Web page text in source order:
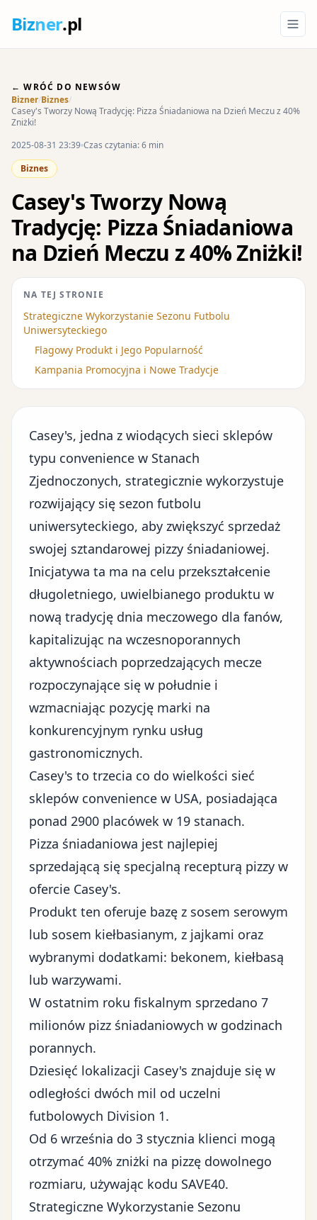
Bizner.pl
← WRÓĆ DO NEWSÓW
Bizner/Biznes/
Casey's Tworzy Nową Tradycję: Pizza Śniadaniowa na Dzień Meczu z 40%
Zniżki!
2025-08-31 23:39 Czas czytania: 6 min
Biznes
Casey's Tworzy Nową
Tradycję: Pizza Śniadaniowa
na Dzień Meczu z 40% Zniżki!
NA TEJ STRONIE
Strategiczne Wykorzystanie Sezonu Futbolu
Uniwersyteckiego
Flagowy Produkt i Jego Popularność
Kampania Promocyjna i Nowe Tradycje
Casey's, jedna z wiodących sieci sklepów
typu convenience w Stanach
Zjednoczonych, strategicznie wykorzystuje
rozwijający się sezon futbolu
uniwersyteckiego, aby zwiększyć sprzedaż
swojej sztandarowej pizzy śniadaniowej.
Inicjatywa ta ma na celu przekształcenie
długoletniego, uwielbianego produktu w
nową tradycję dnia meczowego dla fanów,
kapitalizując na wczesnoporannych
aktywnościach poprzedzających mecze
rozpoczynające się w południe i
wzmacniając pozycję marki na
konkurencyjnym rynku usług
gastronomicznych.
Casey's to trzecia co do wielkości sieć
sklepów convenience w USA, posiadająca
ponad 2900 placówek w 19 stanach.
Pizza śniadaniowa jest najlepiej
sprzedającą się specjalną recepturą pizzy w
ofercie Casey's.
Produkt ten oferuje bazę z sosem serowym
lub sosem kiełbasianym, z jajkami oraz
wybranymi dodatkami: bekonem, kiełbasą
lub warzywami.
W ostatnim roku fiskalnym sprzedano 7
milionów pizz śniadaniowych w godzinach
porannych.
Dziesięć lokalizacji Casey's znajduje się w
odległości dwóch mil od uczelni
futbolowych Division 1.
Od 6 września do 3 stycznia klienci mogą
otrzymać 40% zniżki na pizzę dowolnego
rozmiaru, używając kodu SAVE40.
Strategiczne Wykorzystanie Sezonu